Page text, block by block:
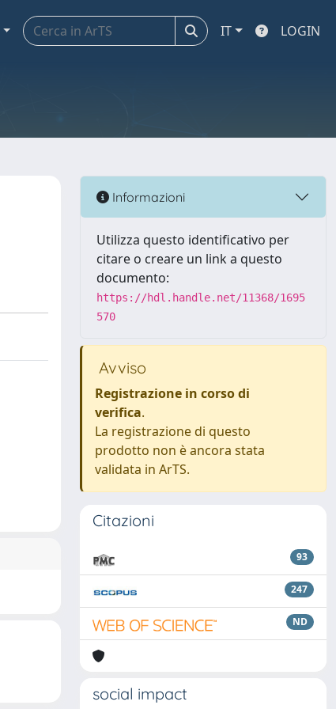
IT LOGIN
Informazioni
Utilizza questo identificativo per
citare o creare un link a questo
documento:
https://hdl.handle.net/11368/1695
570
Avviso
Registrazione in corso di
verifica.
La registrazione di questo
prodotto non è ancora stata
validata in ArTS.
Citazioni
93
247
ND
social impact